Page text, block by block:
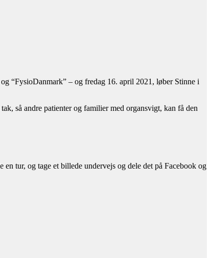
“FysioDanmark” – og fredag 16. april 2021, løber Stinne i
så andre patienter og familier med organsvigt, kan få den
tur, og tage et billede undervejs og dele det på Facebook og